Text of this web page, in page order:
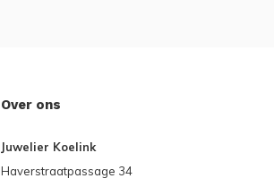
Over ons
Juwelier Koelink
Haverstraatpassage 34